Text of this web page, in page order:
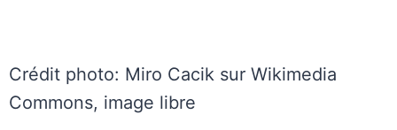
Crédit photo: Miro Cacik sur Wikimedia
Commons, image libre